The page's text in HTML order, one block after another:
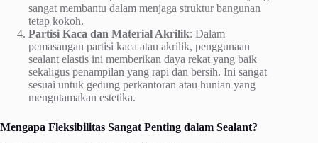
sangat membantu dalam menjaga struktur bangunan
tetap kokoh.
Partisi Kaca dan Material Akrilik: Dalam
pemasangan partisi kaca atau akrilik, penggunaan
sealant elastis ini memberikan daya rekat yang baik
sekaligus penampilan yang rapi dan bersih. Ini sangat
sesuai untuk gedung perkantoran atau hunian yang
mengutamakan estetika.
Mengapa Fleksibilitas Sangat Penting dalam Sealant?